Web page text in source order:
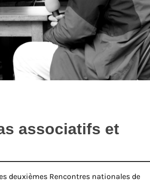
associatifs et
deuxièmes Rencontres nationales de